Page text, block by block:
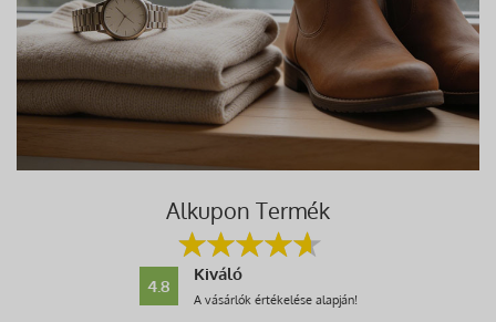
Alkupon Termék
4.8
Kiváló
A vásárlók értékelése alapján!